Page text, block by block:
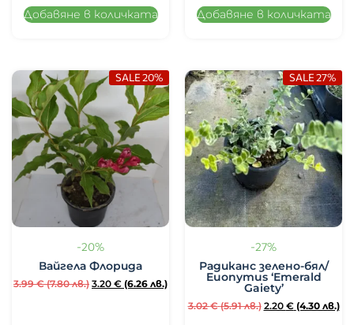
Добавяне в количката Добавяне в количката
-20%
Вайгела Флорида
SALE 20%
3.99€ (7.80 лв.) 3.20 € (6.26 лв.)
-27%
Радиканс зелено-бял/
Euonymus ‘Emerald
Gaiety’
SALE 27%
3.02€ (5.91 лв.) 2.20 € (4.30 лв.)